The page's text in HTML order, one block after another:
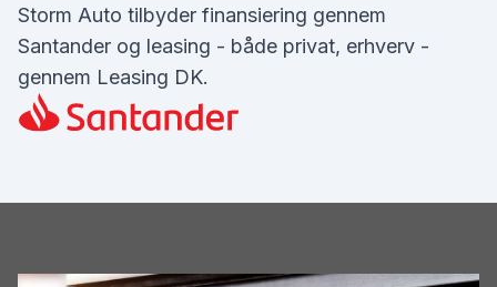
Storm Auto tilbyder finansiering gennem
Santander og leasing - både privat, erhverv -
gennem Leasing DK.